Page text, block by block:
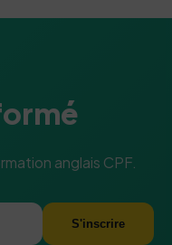
anglais CPF.
S'inscrire